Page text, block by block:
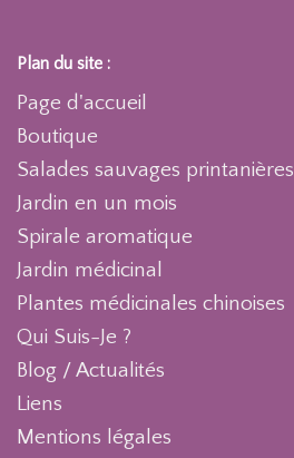
Plan du site :
Page d'accueil
Boutique
Salades sauvages printanières
Jardin en un mois
Spirale aromatique
Jardin médicinal
Plantes médicinales chinoises
Qui Suis-Je ?
Blog / Actualités
Liens
Mentions légales